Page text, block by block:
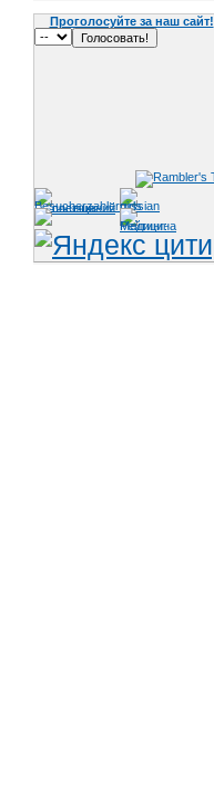
Проголосуйте за наш сайт!